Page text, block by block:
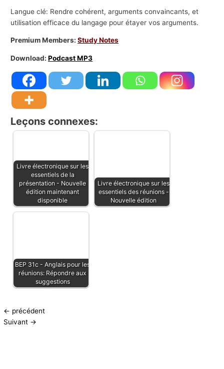
Langue clé: Rendre cohérent, arguments convaincants, et
utilisation efficace du langage pour étayer vos arguments.
Premium Members:Study Notes
Download:Podcast MP3
Leçons connexes:
Livre électronique sur les
essentiels de la
présentation - Nouvelle
édition maintenant
disponible
Livre électronique sur les
essentiels des réunions -
Nouvelle édition
BEP 31c - Anglais pour les
réunions: Répondre aux
suggestions
← précédent
Suivant →